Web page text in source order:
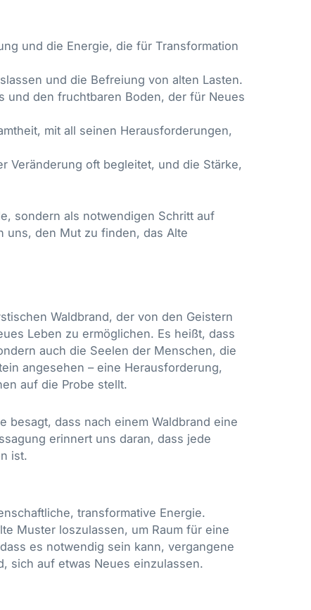
und die Energie, die für Transformation
und die Befreiung von alten Lasten.
und den fruchtbaren Boden, der für Neues
mit all seinen Herausforderungen,
Veränderung oft begleitet, und die Stärke,
sondern als notwendigen Schritt auf
uns, den Mut zu finden, das Alte
Waldbrand, der von den Geistern
Leben zu ermöglichen. Es heißt, dass
auch die Seelen der Menschen, die
angesehen – eine Herausforderung,
auf die Probe stellt.
besagt, dass nach einem Waldbrand eine
erinnert uns daran, dass jede
ist.
transformative Energie.
Muster loszulassen, um Raum für eine
es notwendig sein kann, vergangene
sich auf etwas Neues einzulassen.